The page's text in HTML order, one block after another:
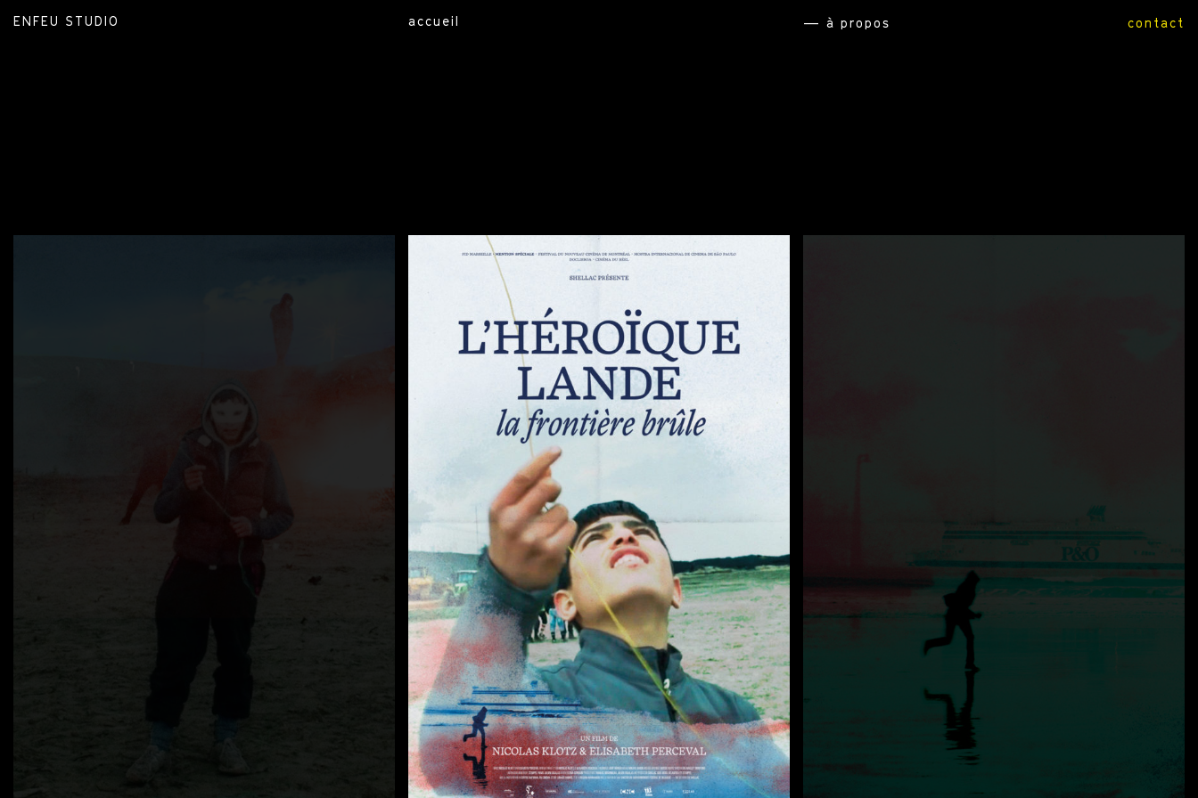
ENFEU STUDIO accueil — à propos contact